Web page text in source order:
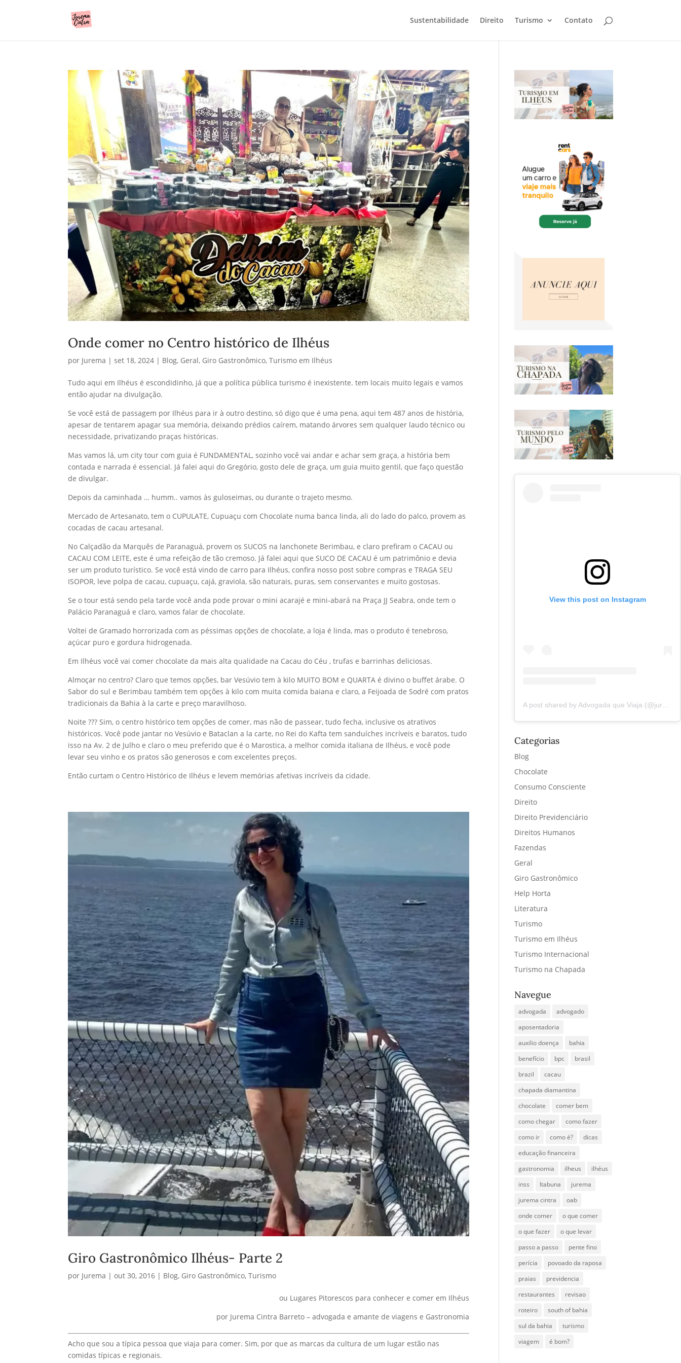
Sustentabilidade Direito Turismo Contato
Onde comer no Centro histórico de Ilhéus
por Jurema |set 18, 2024 | Blog, Geral, Giro Gastronômico,Turismo em Ilhéus
Tudo aqui em Ilhéus é escondidinho, já que a política pública turismo é inexistente. tem locais muito legais e vamos
então ajudar na divulgação.
Se você está de passagem por Ilhéus para ir à outro destino, só digo que é uma pena, aqui tem 487 anos de história,
apesar de tentarem apagar sua memória, deixando prédios caírem, matando árvores sem qualquer laudo técnico ou
necessidade, privatizando praças históricas.
Mas vamos lá, um city tour com guia é FUNDAMENTAL, sozinho você vai andar e achar sem graça, a história bem
contada e narrada é essencial. Já falei aqui do Gregório, gosto dele de graça, um guia muito gentil, que faço questão
de divulgar.
Depois da caminhada … humm.. vamos às guloseimas, ou durante o trajeto mesmo.
Mercado de Artesanato, tem o CUPULATE, Cupuaçu com Chocolate numa banca linda, ali do lado do palco, provem as
cocadas de cacau artesanal.
No Calçadão da Marquês de Paranaguá, provem os SUCOS na lanchonete Berimbau, e claro prefiram o CACAU ou
CACAU COM LEITE, este é uma refeição de tão cremoso. Já falei aqui que SUCO DE CACAU é um patrimônio e devia
ser um produto turístico. Se você está vindo de carro para Ilhéus, confira nosso post sobre compras e TRAGA SEU
ISOPOR, leve polpa de cacau, cupuaçu, cajá, graviola, são naturais, puras, sem conservantes e muito gostosas.
Se o tour está sendo pela tarde você anda pode provar o mini acarajé e mini-abará na Praça JJ Seabra, onde tem o
Palácio Paranaguá e claro, vamos falar de chocolate.
Voltei de Gramado horrorizada com as péssimas opções de chocolate, a loja é linda, mas o produto é tenebroso,
açúcar puro e gordura hidrogenada.
Em Ilhéus você vai comer chocolate da mais alta qualidade na Cacau do Céu , trufas e barrinhas deliciosas.
Almoçar no centro? Claro que temos opções, bar Vesúvio tem à kilo MUITO BOM e QUARTA é divino o buffet árabe. O
Sabor do sul e Berimbau também tem opções à kilo com muita comida baiana e claro, a Feijoada de Sodré com pratos
tradicionais da Bahia à la carte e preço maravilhoso.
Noite ??? Sim, o centro histórico tem opções de comer, mas não de passear, tudo fecha, inclusive os atrativos
históricos. Você pode jantar no Vesúvio e Bataclan a la carte, no Rei do Kafta tem sanduíches incríveis e baratos, tudo
isso na Av. 2 de Julho e claro o meu preferido que é o Marostica, a melhor comida italiana de Ilhéus, e você pode
levar seu vinho e os pratos são generosos e com excelentes preços.
Então curtam o Centro Histórico de Ilhéus e levem memórias afetivas incríveis da cidade.
Giro Gastronômico Ilhéus- Parte 2
por Jurema |out 30, 2016 | Blog, Giro Gastronômico,Turismo
ou Lugares Pitorescos para conhecer e comer em Ilhéus
por Jurema Cintra Barreto – advogada e amante de viagens e Gastronomia
Acho que sou a típica pessoa que viaja para comer. Sim, por que as marcas da cultura de um lugar estão nas
comidas típicas e regionais.
View this post on Instagram
A post shared by Advogada que Viaja (@juremacintra)
Categorias
Blog
Chocolate
Consumo Consciente
Direito
Direito Previdenciário
Direitos Humanos
Fazendas
Geral
Giro Gastronômico
Help Horta
Literatura
Turismo
Turismo em Ilhéus
Turismo Internacional
Turismo na Chapada
Navegue
advogada
advogado
aposentadoria
auxilio doença
bahia
benefício
bpc
brasil
brazil
cacau
chapada diamantina
chocolate
comer bem
como chegar
como fazer
como ir
como é?
dicas
educação financeira
gastronomia
ilheus
ilhéus
inss
Itabuna
jurema
jurema cintra
oab
onde comer
o que comer
o que fazer
o que levar
passo a passo
pente fino
perícia
povoado da raposa
praias
previdencia
restaurantes
revisao
roteiro
south of bahia
sul da bahia
turismo
viagem
é bom?